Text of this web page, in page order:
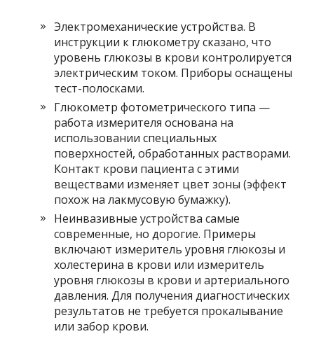
Электромеханические устройства. В
инструкции к глюкометру сказано, что
уровень глюкозы в крови контролируется
электрическим током. Приборы оснащены
тест-полосками.
Глюкометр фотометрического типа —
работа измерителя основана на
использовании специальных
поверхностей, обработанных растворами.
Контакт крови пациента с этими
веществами изменяет цвет зоны (эффект
похож на лакмусовую бумажку).
Неинвазивные устройства самые
современные, но дорогие. Примеры
включают измеритель уровня глюкозы и
холестерина в крови или измеритель
уровня глюкозы в крови и артериального
давления. Для получения диагностических
результатов не требуется прокалывание
или забор крови.